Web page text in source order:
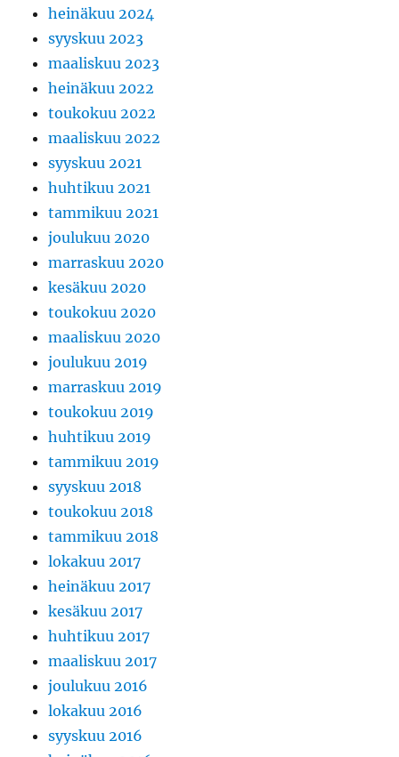
heinäkuu 2024
syyskuu 2023
maaliskuu 2023
heinäkuu 2022
toukokuu 2022
maaliskuu 2022
syyskuu 2021
huhtikuu 2021
tammikuu 2021
joulukuu 2020
marraskuu 2020
kesäkuu 2020
toukokuu 2020
maaliskuu 2020
joulukuu 2019
marraskuu 2019
toukokuu 2019
huhtikuu 2019
tammikuu 2019
syyskuu 2018
toukokuu 2018
tammikuu 2018
lokakuu 2017
heinäkuu 2017
kesäkuu 2017
huhtikuu 2017
maaliskuu 2017
joulukuu 2016
lokakuu 2016
syyskuu 2016